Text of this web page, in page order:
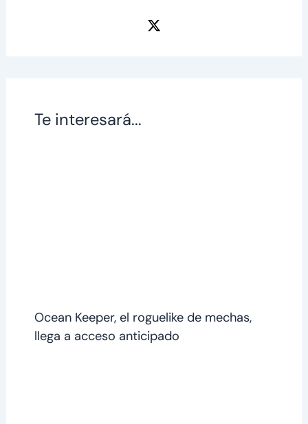
Te interesará...
Ocean Keeper, el roguelike de mechas,
llega a acceso anticipado